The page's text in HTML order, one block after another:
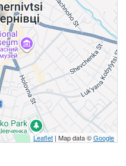
Leaflet | Map data ©Google